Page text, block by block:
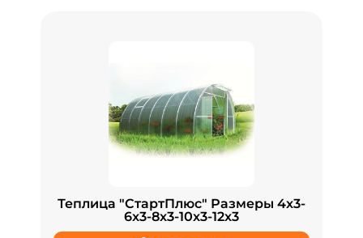
Теплица "СтартПлюс" Размеры 4x3-
6x3-8x3-10x3-12x3